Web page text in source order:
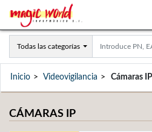
Todas las categorías
Inicio Videovigilancia Cámaras IP
CÁMARAS IP